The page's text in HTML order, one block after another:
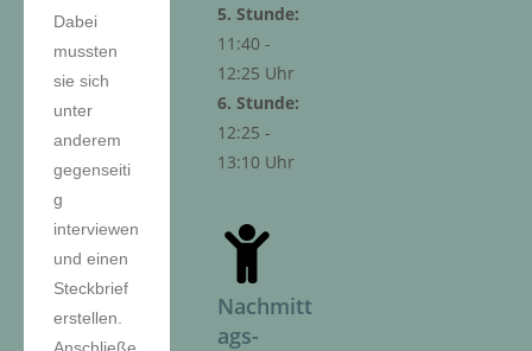
5. Stunde:
11:40 -
12:25 Uhr
6. Stunde:
12:25 -
13:10 Uhr
Nachmitt
ags-
Dabei
mussten
sie sich
unter
anderem
gegenseiti
g
interviewen
und einen
Steckbrief
erstellen.